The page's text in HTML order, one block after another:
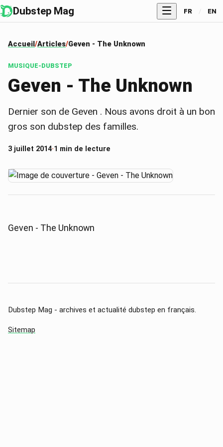
Dubstep Mag FR / EN
Accueil Articles Geven - The Unknown
MUSIQUE-DUBSTEP
Geven - The Unknown
Dernier son de Geven . Nous avons droit à un bon
gros son dubstep des familles.
3 juillet 2014·1 min de lecture
Geven - The Unknown
Dubstep Mag - archives et actualité dubstep en français.
Sitemap